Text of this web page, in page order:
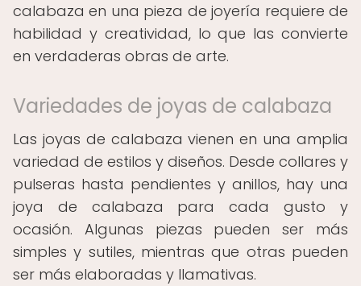
calabaza en una pieza de joyería requiere de
habilidad y creatividad, lo que las convierte
en verdaderas obras de arte.
Variedades de joyas de calabaza
Las joyas de calabaza vienen en una amplia
variedad de estilos y diseños. Desde collares y
pulseras hasta pendientes y anillos, hay una
joya de calabaza para cada gusto y
ocasión. Algunas piezas pueden ser más
simples y sutiles, mientras que otras pueden
ser más elaboradas y llamativas.